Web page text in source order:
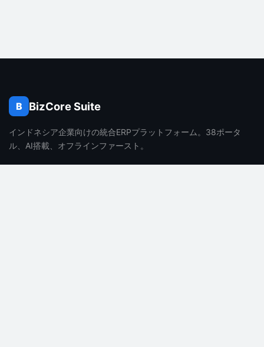
B BizCore Suite
インドネシア企業向けの統合ERPプラットフォーム。38ポータ
ル、AI搭載、オフラインファースト。